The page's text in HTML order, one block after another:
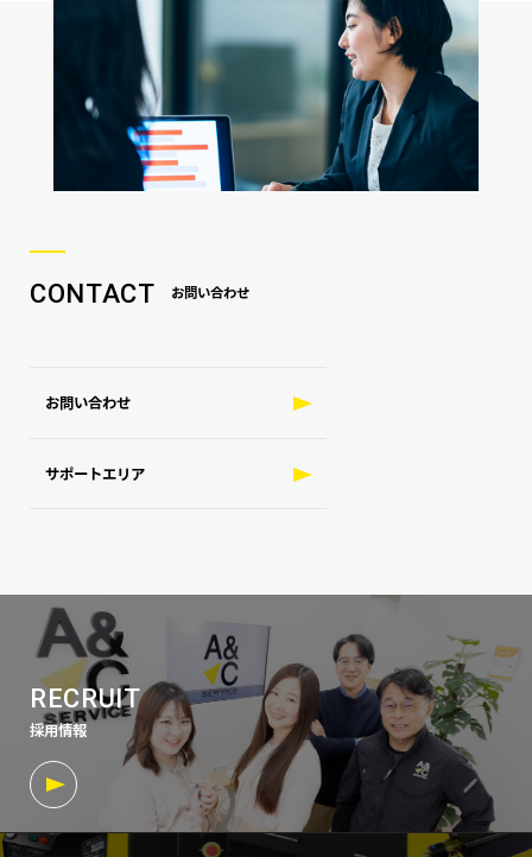
CONTACT お問い合わせ
お問い合わせ
サポートエリア
RECRUIT
採用情報